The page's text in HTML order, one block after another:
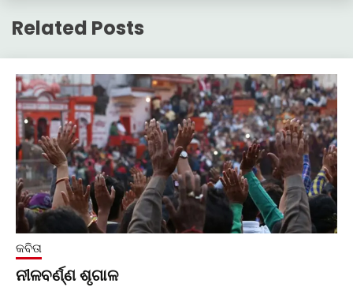
Related Posts
କବିତା
ନୀଳବର୍ଣ୍ଣ ଶୃଗାଳ